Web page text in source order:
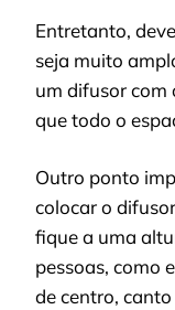
Entretanto,
seja muito
um difusor com
que todo o
Outro ponto
colocar o
fique a uma
pessoas, como
de centro, canto